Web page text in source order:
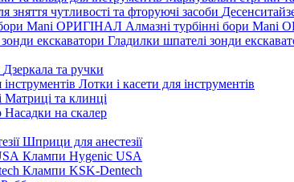
Алмазні турбінні бори Mani
Гладилки шпателі зонди
Дзеркала та ручки
Лотки і касети для інструментів
Матриці та клинці
Насадки на скалер
Шприци для анестезії
Клампи Hygenic USA
Клампи KSK-Dentech